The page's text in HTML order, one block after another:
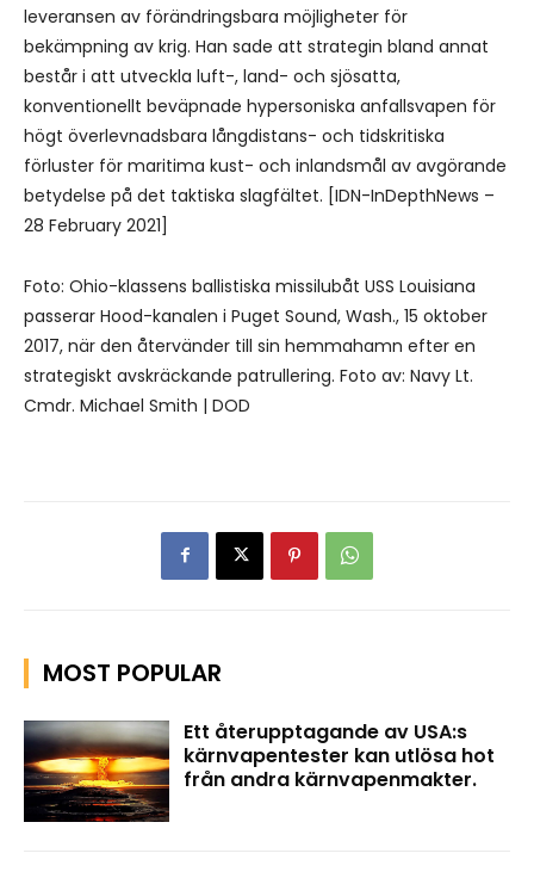
leveransen av förändringsbara möjligheter för
bekämpning av krig. Han sade att strategin bland annat
består i att utveckla luft-, land- och sjösatta,
konventionellt beväpnade hypersoniska anfallsvapen för
högt överlevnadsbara långdistans- och tidskritiska
förluster för maritima kust- och inlandsmål av avgörande
betydelse på det taktiska slagfältet. [IDN-InDepthNews –
28 February 2021]
Foto: Ohio-klassens ballistiska missilubåt USS Louisiana
passerar Hood-kanalen i Puget Sound, Wash., 15 oktober
2017, när den återvänder till sin hemmahamn efter en
strategiskt avskräckande patrullering. Foto av: Navy Lt.
Cmdr. Michael Smith | DOD
MOST POPULAR
Ett återupptagande av USA:s
kärnvapentester kan utlösa hot
från andra kärnvapenmakter.